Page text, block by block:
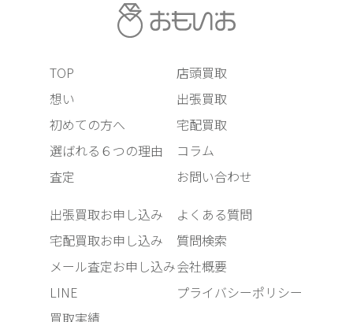
TOP
想い
初めての方へ
選ばれる６つの理由
査定
店頭買取
出張買取
宅配買取
コラム
お問い合わせ
出張買取お申し込み
宅配買取お申し込み
メール査定お申し込み
LINE
よくある質問
質問検索
会社概要
プライバシーポリシー